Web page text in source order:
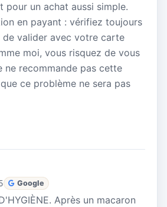
pour un achat aussi simple.
en payant : vérifiez toujours
de valider avec votre carte
moi, vous risquez de vous
ne recommande pas cette
ce problème ne sera pas
Google
Après un macaron